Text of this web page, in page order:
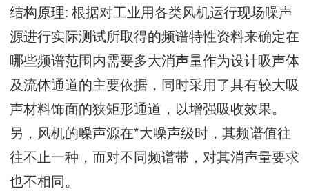
结构原理: 根据对工业用各类风机运行现场噪声
源进行实际测试所取得的频谱特性资料来确定在
哪些频谱范围内需要多大消声量作为设计吸声体
及流体通道的主要依据，同时采用了具有较大吸
声材料饰面的狭矩形通道，以增强吸收效果。
另，风机的噪声源在*大噪声级时，其频谱值往
往不止一种，而对不同频谱带，对其消声量要求
也不相同。